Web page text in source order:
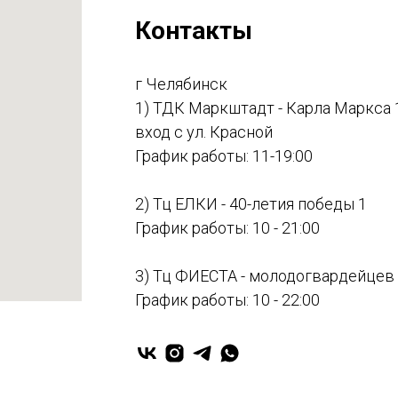
Контакты
г Челябинск
1) ТДК Маркштадт - Карла Маркса
вход с ул. Красной
График работы: 11-19:00
2) Тц ЕЛКИ - 40-летия победы 1
График работы: 10 - 21:00
3) Тц ФИЕСТА - молодогвардейцев
График работы: 10 - 22:00